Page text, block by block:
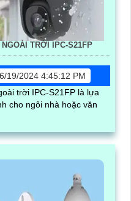
TRỜI IPC-S21FP
6/19/2024 4:45:12 PM
trời IPC-S21FP là lựa
cho ngôi nhà hoặc văn